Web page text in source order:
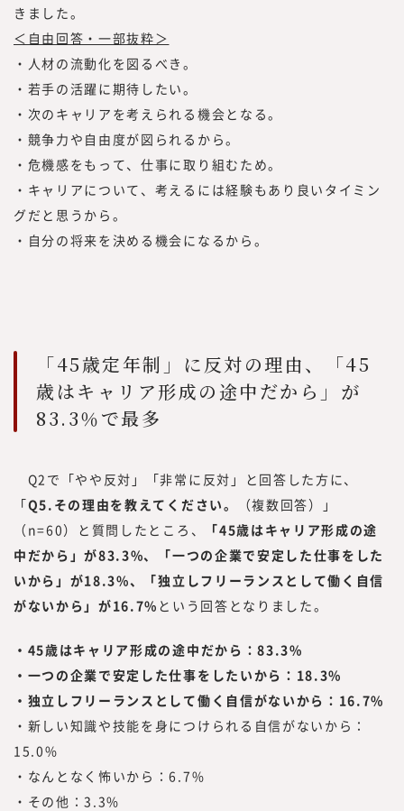
きました。
＜自由回答・一部抜粋＞
・人材の流動化を図るべき。
・若手の活躍に期待したい。
・次のキャリアを考えられる機会となる。
・競争力や自由度が図られるから。
・危機感をもって、仕事に取り組むため。
・キャリアについて、考えるには経験もあり良いタイミン
グだと思うから。
・自分の将来を決める機会になるから。
「45歳定年制」に反対の理由、「45
歳はキャリア形成の途中だから」が
83.3％で最多
Q2で「やや反対」「非常に反対」と回答した方に、
「Q5.その理由を教えてください。
（複数回答）」
（n=60）と質問したところ、
「45歳はキャリア形成の途
中だから」が83.3%、「一つの企業で安定した仕事をした
いから」が18.3%、「独立しフリーランスとして働く自信
がないから」が16.7% という回答となりました。
・45歳はキャリア形成の途中だから：83.3%
・一つの企業で安定した仕事をしたいから：18.3%
・独立しフリーランスとして働く自信がないから：16.7%
・新しい知識や技能を身につけられる自信がないから：
15.0%
・なんとなく怖いから：6.7%
・その他：3.3%